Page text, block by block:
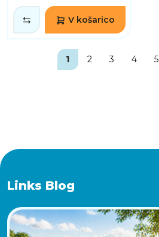
V košarico
1 2 3 4 5
Links Blog